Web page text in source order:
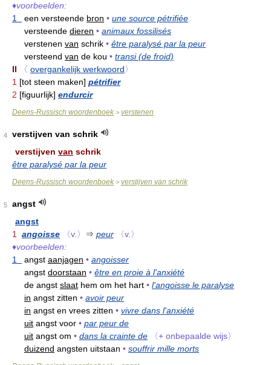
♦voorbeelden:
1
een versteende bron • une source pétrifiée
versteende dieren • animaux fossilisés
verstenen van schrik • être paralysé par la peur
versteend van de kou • transi (de froid)
II
〈 overgankelijk werkwoord〉
1 [tot steen maken] pétrifier
2 [figuurlijk] endurcir
Deens-Russisch woordenboek > verstenen
4
verstijven van schrik
verstijven van schrik
être paralysé par la peur
Deens-Russisch woordenboek > verstijven van schrik
5
angst
angst
1
angoisse 〈v.〉 ⇒ peur
〈v.〉
♦voorbeelden:
1
angst aanjagen • angoisser
angst doorstaan • être en proie à l'anxiété
de angst slaat hem om het hart • l'angoisse le paralyse
in angst zitten • avoir peur
in angst en vrees zitten • vivre dans l'anxiété
uit angst voor • par peur de
uit angst om • dans la crainte de
〈+ onbepaalde wijs〉
duizend angsten uitstaan • souffrir mille morts